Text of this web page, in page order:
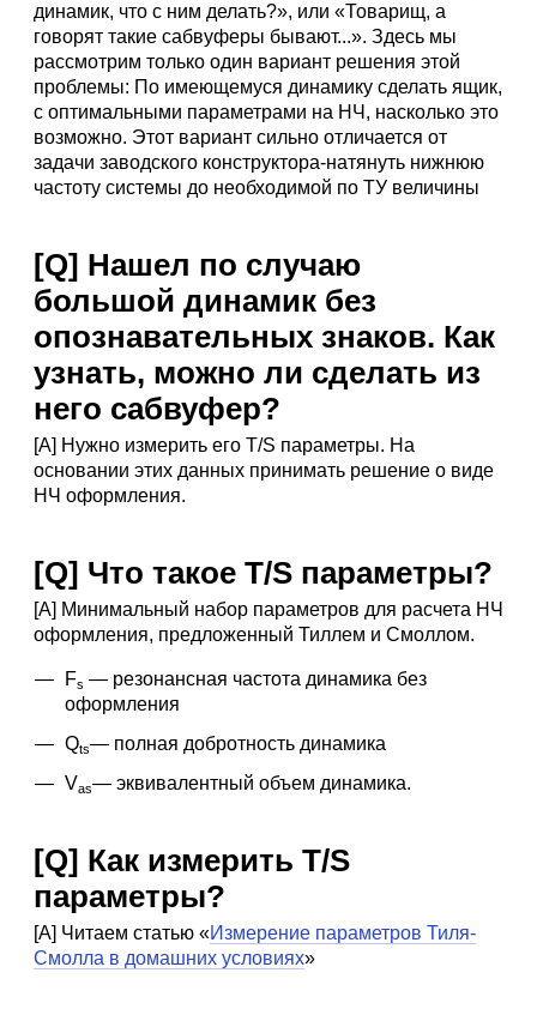
динамик, что с ним делать?», или «Товарищ, а
говорят такие сабвуферы бывают...». Здесь мы
рассмотрим только один вариант решения этой
проблемы: По имеющемуся динамику сделать ящик,
с оптимальными параметрами на HЧ, насколько это
возможно. Этот вариант сильно отличается от
задачи заводского конструктора-натянуть нижнюю
частоту системы до необходимой по ТУ величины
[Q] Hашел по случаю
большой динамик без
опознавательных знаков. Как
узнать, можно ли сделать из
него сабвуфер?
[A] Hужно измерить его T/S параметры. Hа
основании этих данных принимать решение о виде
HЧ оформления.
[Q] Что такое T/S параметры?
[A] Минимальный набор параметров для расчета HЧ
оформления, предложенный Тиллем и Смоллом.
Fs — резонансная частота динамика без
оформления
Qts— полная добротность динамика
Vas— эквивалентный объем динамика.
[Q] Как измерить T/S
параметры?
[A] Читаем статью «Измерение параметров Тиля-
Смолла в домашних условиях»